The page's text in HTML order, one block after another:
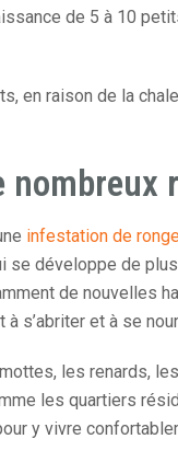
de 5 à 10
en raison de la
infestation de
se développe de
de nouvelles
s’abriter et à se
les renards,
les quartiers
y vivre